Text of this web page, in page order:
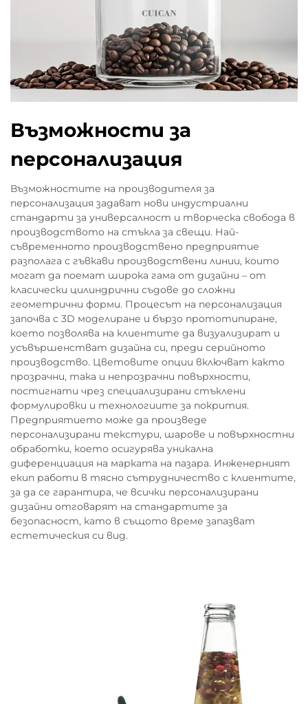
Възможности за
персонализация
Възможностите на производителя за
персонализация задават нови индустриални
стандарти за универсалност и творческа свобода в
производството на стъкла за свещи. Най-
съвременното производствено предприятие
разполага с гъвкави производствени линии, които
могат да поемат широка гама от дизайни – от
класически цилиндрични съдове до сложни
геометрични форми. Процесът на персонализация
започва с 3D моделиране и бързо прототипиране,
което позволява на клиентите да визуализират и
усъвършенстват дизайна си, преди серийното
производство. Цветовите опции включват както
прозрачни, така и непрозрачни повърхности,
постигнати чрез специализирани стъклени
формулировки и технологиите за покрития.
Предприятието може да произведе
персонализирани текстури, шарове и повърхностни
обработки, което осигурява уникална
диференциация на марката на пазара. Инженерният
екип работи в тясно сътрудничество с клиентите,
за да се гарантира, че всички персонализирани
дизайни отговарят на стандартите за
безопасност, като в същото време запазват
естетическия си вид.